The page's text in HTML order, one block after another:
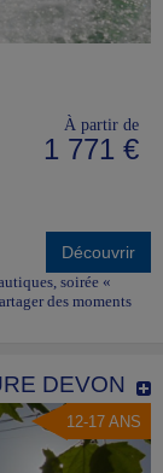
À partir de
1 771 €
Découvrir
soirée «
des moments
DEVON
12-17 ANS